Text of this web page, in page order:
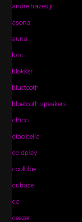
andre hazes jr
asona
auna
bcc
blokker
bluetooth
bluetooth speakers
chico
ciao bella
coldplay
coolblue
cubase
da
deezer